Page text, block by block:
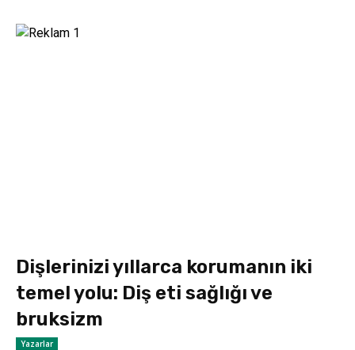
Dişlerinizi yıllarca korumanın iki
temel yolu: Diş eti sağlığı ve
bruksizm
Yazarlar